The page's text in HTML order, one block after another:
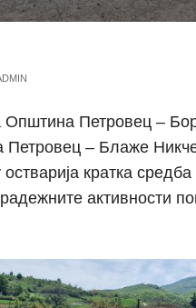
Општина Петровец –
– Блаже
кратка
активности